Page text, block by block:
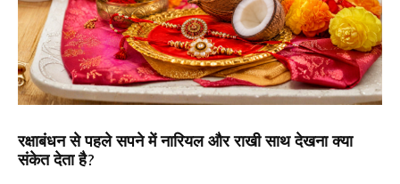
रक्षाबंधन से पहले सपने में नारियल और राखी साथ देखना क्या
संकेत देता है?